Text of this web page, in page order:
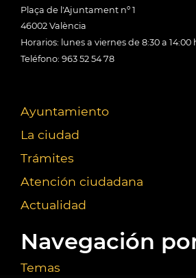
Plaça de l'Ajuntament nº 1
46002 València
Horarios: lunes a viernes de 8:30 a 14:00
Teléfono: 963 52 54 78
Ayuntamiento
La ciudad
Trámites
Atención ciudadana
Actualidad
Navegación
Temas